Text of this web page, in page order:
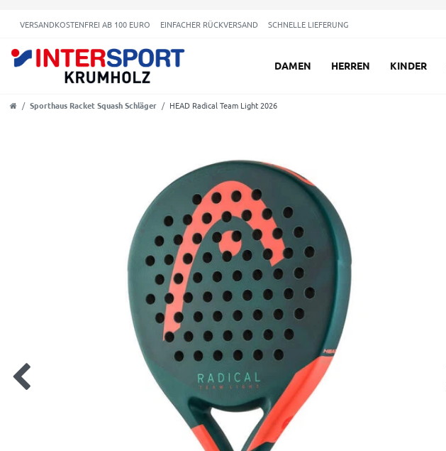
VERSANDKOSTENFREI AB 100 EURO EINFACHER RÜCKVERSAND SCHNELLE LIEFERUNG
DAMEN HERREN KINDER
Sporthaus Racket Squash Schläger HEAD Radical Team Light 2026